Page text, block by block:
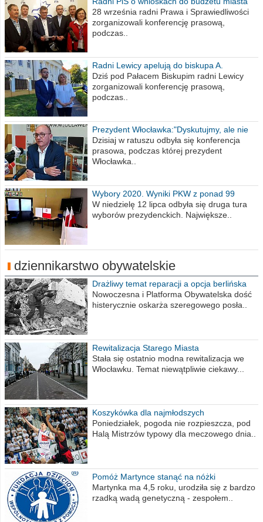
na 2021 rok
28 września radni Prawa i Sprawiedliwości
zorganizowali konferencję prasową,
podczas..
Radni Lewicy apelują do biskupa A.
Wiesława Meringa
Dziś pod Pałacem Biskupim radni Lewicy
zorganizowali konferencję prasową,
podczas..
Prezydent Włocławka:"Dyskutujmy, ale nie
obrażajmy się”
Dzisiaj w ratuszu odbyła się konferencja
prasowa, podczas której prezydent
Włocławka..
Wybory 2020. Wyniki PKW z ponad 99
procent obwodów
W niedzielę 12 lipca odbyła się druga tura
wyborów prezydenckich. Największe..
dziennikarstwo obywatelskie
Drażliwy temat reparacji a opcja berlińska
Nowoczesna i Platforma Obywatelska dość
histerycznie oskarża szeregowego posła..
Rewitalizacja Starego Miasta
Stała się ostatnio modna rewitalizacja we
Włocławku. Temat niewątpliwie ciekawy...
Koszykówka dla najmłodszych
Poniedziałek, pogoda nie rozpieszcza, pod
Halą Mistrzów typowy dla meczowego dnia..
Pomóż Martynce stanąć na nóżki
Martynka ma 4,5 roku, urodziła się z bardzo
rzadką wadą genetyczną - zespołem..